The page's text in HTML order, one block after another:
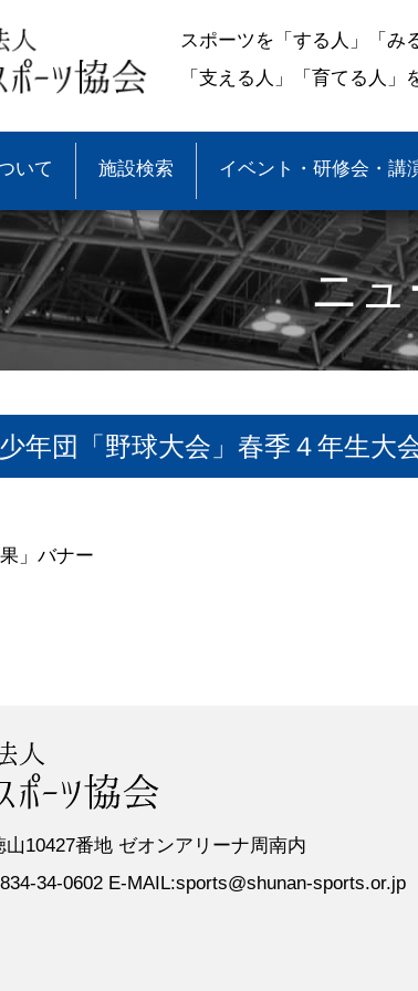
スポーツを「する人」「み
「支える人」「育てる人」
いて
●諸規則
●特別委員会運営規程
施設検索 イベント・研修会・講
●大会情報＆結果
●スポーツ少年団大会情報
ニ
年団「野球大会」春季４年生大
」バナー
10427番地 ゼオンアリーナ周南内
34-0602 E-MAIL:sports@shunan-sports.or.jp